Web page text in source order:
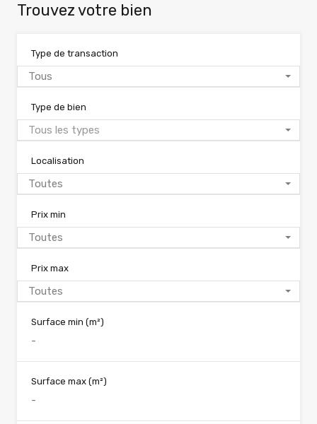
Trouvez votre bien
Type de transaction
Tous
Type de bien
Tous les types
Localisation
Toutes
Prix min
Toutes
Prix max
Toutes
Surface min (m²)
Surface max (m²)